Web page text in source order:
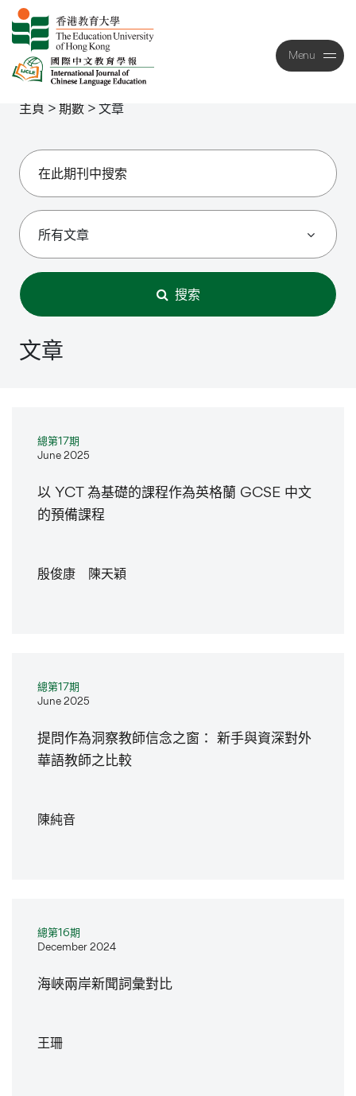
Menu
Close
主頁 >期數 >文章
搜索
文章
總第17期
June 2025
以 YCT 為基礎的課程作為英格蘭 GCSE 中文
的預備課程
殷俊康 陳天穎
總第17期
June 2025
提問作為洞察教師信念之窗： 新手與資深對外
華語教師之比較
陳純音
總第16期
December 2024
海峽兩岸新聞詞彙對比
王珊